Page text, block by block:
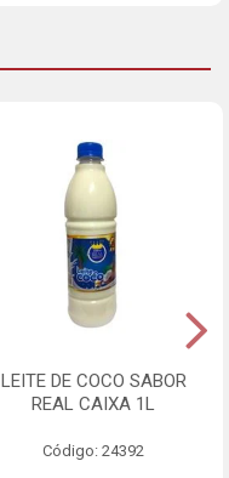
LEITE DE COCO SABOR
REAL CAIXA 1L
Código: 24392